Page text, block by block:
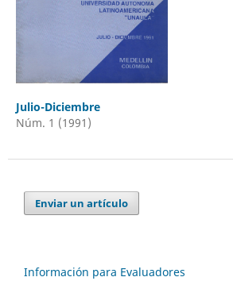
Julio-Diciembre
Núm. 1 (1991)
Enviar un artículo
Información para Evaluadores